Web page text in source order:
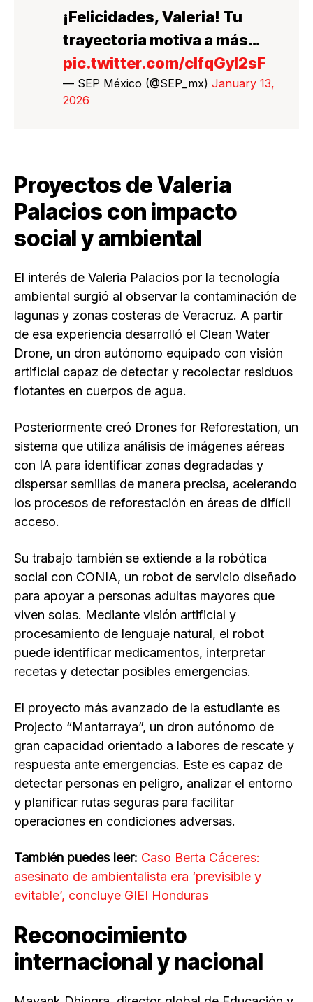
¡Felicidades, Valeria! Tu
trayectoria motiva a más…
pic.twitter.com/cIfqGyI2sF
— SEP México (@SEP_mx) January 13,
2026
Proyectos de Valeria
Palacios con impacto
social y ambiental
El interés de Valeria Palacios por la tecnología
ambiental surgió al observar la contaminación de
lagunas y zonas costeras de Veracruz. A partir
de esa experiencia desarrolló el Clean Water
Drone, un dron autónomo equipado con visión
artificial capaz de detectar y recolectar residuos
flotantes en cuerpos de agua.
Posteriormente creó Drones for Reforestation, un
sistema que utiliza análisis de imágenes aéreas
con IA para identificar zonas degradadas y
dispersar semillas de manera precisa, acelerando
los procesos de reforestación en áreas de difícil
acceso.
Su trabajo también se extiende a la robótica
social con CONIA, un robot de servicio diseñado
para apoyar a personas adultas mayores que
viven solas. Mediante visión artificial y
procesamiento de lenguaje natural, el robot
puede identificar medicamentos, interpretar
recetas y detectar posibles emergencias.
El proyecto más avanzado de la estudiante es
Projecto “Mantarraya”, un dron autónomo de
gran capacidad orientado a labores de rescate y
respuesta ante emergencias. Este es capaz de
detectar personas en peligro, analizar el entorno
y planificar rutas seguras para facilitar
operaciones en condiciones adversas.
También puedes leer: Caso Berta Cáceres:
asesinato de ambientalista era ‘previsible y
evitable’, concluye GIEI Honduras
Reconocimiento
internacional y nacional